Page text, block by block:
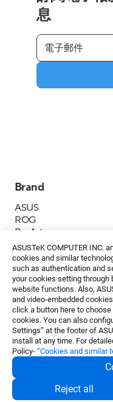
ASUSTeK COMPUTER INC.
cookies and similar
such as authentication and
your cookies setting
website functions. Also,
and video-embedded
click a button here to
cookies. You can also
Settings” at the footer of
install at any time. For
Policy- “Cookies and similar
Reject all
息
Brand
ASUS
ROG
ProArt
Business
IoT
About ASUS
媒體聯絡
投資人專區
ESG
華碩文教基金會
©ASUSTeK Computer
隱私權政策・ 使用條款